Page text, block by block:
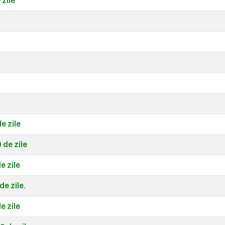
zile
de zile
zile
zile.
zile